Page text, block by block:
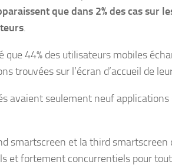
que dans 2% des cas sur
.
que 44% des utilisateurs mobiles
trouvées sur l’écran d’accueil de
avaient seulement neuf
smartscreen et la third smartscreen
et fortement concurrentiels pour